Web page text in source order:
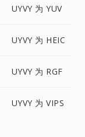
UYVY 为 YUV
UYVY 为 HEIC
UYVY 为 RGF
UYVY 为 VIPS